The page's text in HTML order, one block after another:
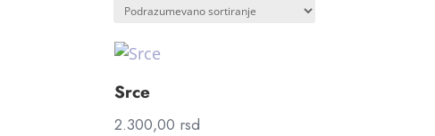
Srce
2.300,00 rsd